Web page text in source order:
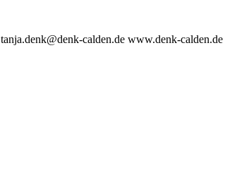
tanja.denk@denk-calden.de www.denk-calden.de